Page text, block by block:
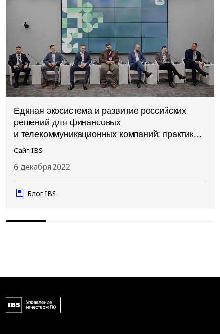
Единая экосистема и развитие российских
решений для финансовых
и телекоммуникационных компаний: практика
сегодня
Сайт IBS
6 декабря 2022
Блог IBS